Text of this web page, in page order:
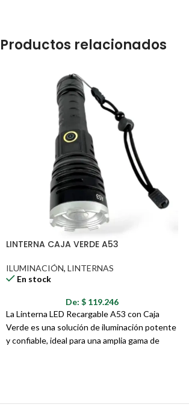
Productos relacionados
LINTERNA CAJA VERDE A53
ILUMINACIÓN, LINTERNAS
En stock
De: $119.246
La Linterna LED Recargable A53 con Caja
Verde es una solución de iluminación potente
y confiable, ideal para una amplia gama de
herramienta esencial para cualquier persona